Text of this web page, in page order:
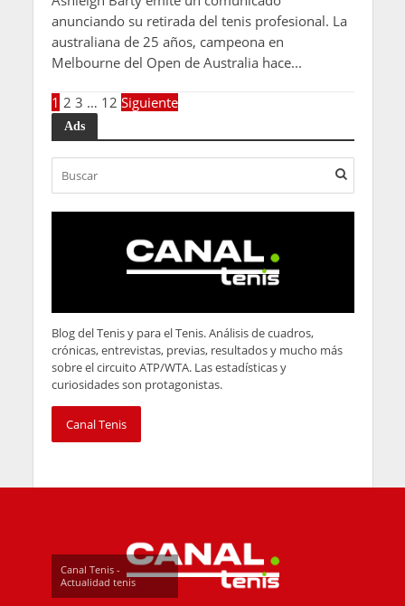
anunciando su retirada del tenis profesional. La
australiana de 25 años, campeona en
Melbourne del Open de Australia hace...
1 2 3 … 12 Siguiente
Ads
Blog del Tenis y para el Tenis. Análisis de cuadros,
crónicas, entrevistas, previas, resultados y mucho más
sobre el circuito ATP/WTA. Las estadísticas y
curiosidades son protagonistas.
Canal Tenis
Canal Tenis -
Actualidad tenis